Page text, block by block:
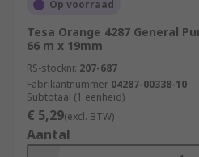
Op voorraad
Tesa Orange 4287 General
66 m x 19mm
RS-stocknr. 207-687
Fabrikantnummer 04287-00338-10
Subtotaal (1 eenheid)
€ 5,29(excl. BTW)
Aantal